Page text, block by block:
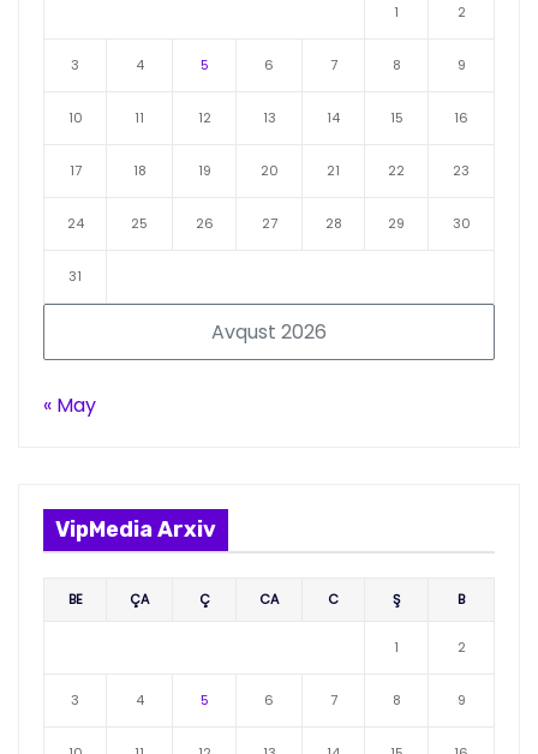
Avqust 2026
1 2
3 4 5 6 7 8 9
10 11 12 13 14 15 16
17 18 19 20 21 22 23
24 25 26 27 28 29 30
31
« May
VipMedia Arxiv
BE ÇA Ç CA C Ş B
1 2
3 4 5 6 7 8 9